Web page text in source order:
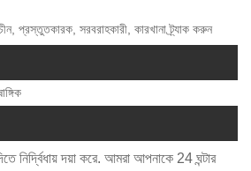
প্রস্তুতকারক, সরবরাহকারী, কারখানা ট্র্যাক করুন
নির্দ্বিধায় দয়া করে. আমরা আপনাকে 24 ঘন্টার